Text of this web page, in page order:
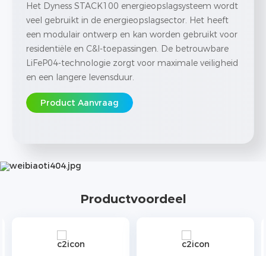
Het Dyness STACK100 energieopslagsysteem wordt
veel gebruikt in de energieopslagsector. Het heeft
een modulair ontwerp en kan worden gebruikt voor
residentiële en C&I-toepassingen. De betrouwbare
LiFeP04-technologie zorgt voor maximale veiligheid
en een langere levensduur.
Product Aanvraag
Productvoordeel